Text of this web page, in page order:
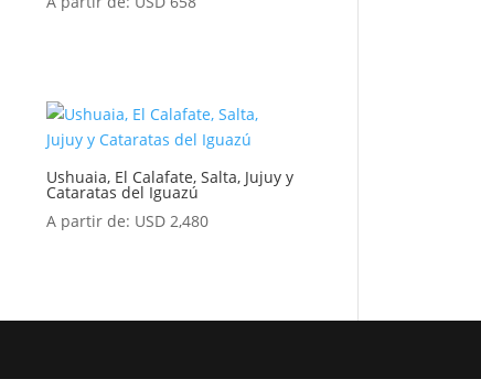
Ushuaia, El Calafate, Salta, Jujuy y
Cataratas del Iguazú
A partir de: USD 2,480